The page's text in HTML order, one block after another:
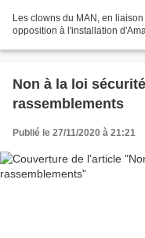
Les clowns du MAN, en
opposition à l'installation
Non à la loi
rassemblements
Publié le 27/11/2020 à 21:21